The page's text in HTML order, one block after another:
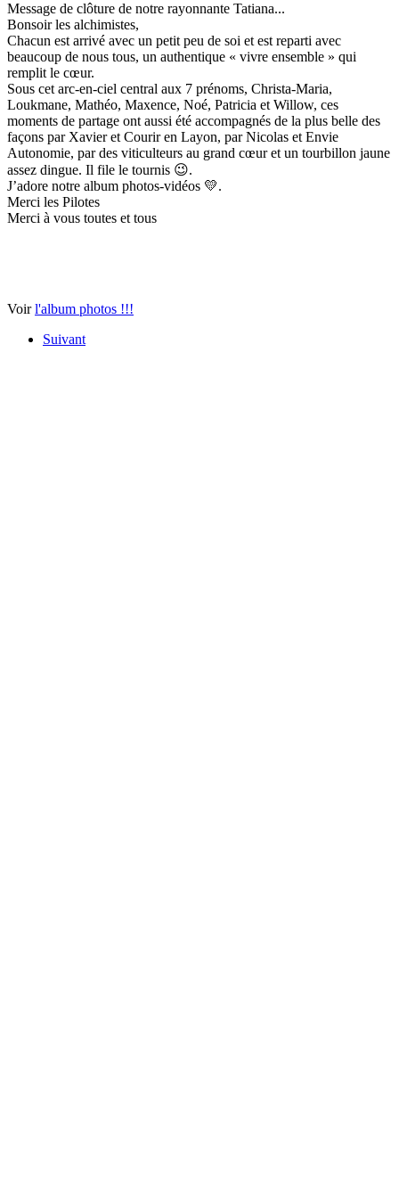
Message de clôture de notre rayonnante Tatiana...
Bonsoir les alchimistes,
Chacun est arrivé avec un petit peu de soi et est reparti avec
beaucoup de nous tous, un authentique « vivre ensemble » qui
remplit le cœur.
Sous cet arc-en-ciel central aux 7 prénoms, Christa-Maria,
Loukmane, Mathéo, Maxence, Noé, Patricia et Willow, ces
moments de partage ont aussi été accompagnés de la plus belle des
façons par Xavier et Courir en Layon, par Nicolas et Envie
Autonomie, par des viticulteurs au grand cœur et un tourbillon jaune
assez dingue. Il file le tournis 😉.
J’adore notre album photos-vidéos 💛.
Merci les Pilotes
Merci à vous toutes et tous
Voirl'album photos !!!
Suivant